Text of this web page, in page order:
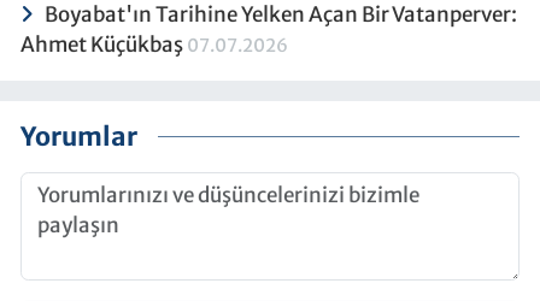
Boyabat'ın Tarihine Yelken Açan Bir Vatanperver:
Ahmet Küçükbaş 07.07.2026
Yorumlar